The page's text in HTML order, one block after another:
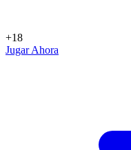
+18
Jugar Ahora